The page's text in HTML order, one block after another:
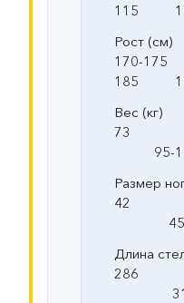
115
170-
185
73
95-
42
Длина
286